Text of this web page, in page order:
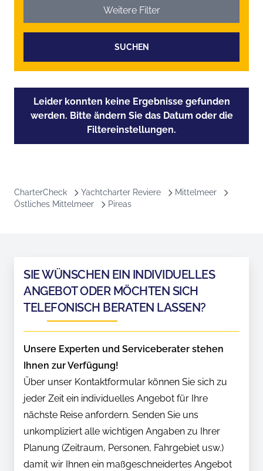
Weitere Filter
SUCHEN
Leider konnten keine Ergebnisse gefunden
werden. Bitte ändern Sie das Datum oder die
Filtereinstellungen.
CharterCheck Yachtcharter Reviere
Mittelmeer
Östliches Mittelmeer
Pireas
SIE WÜNSCHEN EIN INDIVIDUELLES
ANGEBOT ODER MÖCHTEN SICH
TELEFONISCH BERATEN LASSEN?
Unsere Experten und Serviceberater stehen
Ihnen zur Verfügung!
Über unser Kontaktformular können Sie sich zu
jeder Zeit ein individuelles Angebot für Ihre
nächste Reise anfordern. Senden Sie uns
unkompliziert alle wichtigen Angaben zu Ihrer
Planung (Zeitraum, Personen, Fahrgebiet usw.)
damit wir Ihnen ein maßgeschneidertes Angebot